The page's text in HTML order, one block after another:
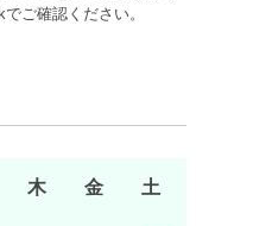
ご確認ください。
木 金 土